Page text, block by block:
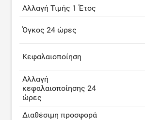
Αλλαγή Τιμής 1 Έτος
Όγκος 24 ώρες
Κεφαλαιοποίηση
Αλλαγή
κεφαλαιοποίησης 24
ώρες
Διαθέσιμη προσφορά